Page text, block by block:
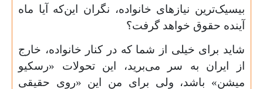
بیسیک‌ترین نیازهای خانواده، نگران این‌که آیا ماه
آینده حقوق خواهد گرفت؟
شاید برای خیلی از شما که در کنار خانواده، خارج
از ایران به سر می‌برید، این تحولات «رسکیو
میشن» باشد، ولی برای من این «روی حقیقی